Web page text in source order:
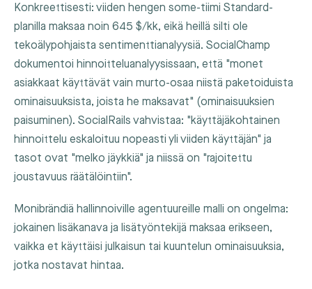
Konkreettisesti: viiden hengen some-tiimi Standard-
planilla maksaa noin 645 $/kk, eikä heillä silti ole
tekoälypohjaista sentimenttianalyysiä. SocialChamp
dokumentoi hinnoitteluanalyysissaan, että "monet
asiakkaat käyttävät vain murto-osaa niistä paketoiduista
ominaisuuksista, joista he maksavat" (ominaisuuksien
paisuminen). SocialRails vahvistaa: "käyttäjäkohtainen
hinnoittelu eskaloituu nopeasti yli viiden käyttäjän" ja
tasot ovat "melko jäykkiä" ja niissä on "rajoitettu
joustavuus räätälöintiin".
Monibrändiä hallinnoiville agentuureille malli on ongelma:
jokainen lisäkanava ja lisätyöntekijä maksaa erikseen,
vaikka et käyttäisi julkaisun tai kuuntelun ominaisuuksia,
jotka nostavat hintaa.